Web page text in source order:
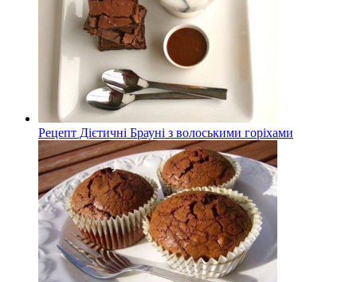
Рецепт Дієтичні Брауні з волоськими горіхами